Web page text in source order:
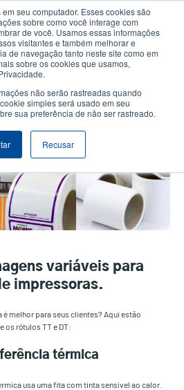
seu computador. Esses cookies são
sobre como você interage com
de você. Usamos essas informações
visitantes e também melhorar e
de navegação tanto neste site como em
sobre os cookies que usamos,
não serão rastreadas quando
simples será usado em seu
sua preferência de não ser rastreado.
Recusar
User
account
User
de Produto Contactar Vendas
NÃO USE
variáveis para
impressoras.
melhor para seus clientes? Aqui estão
os rótulos TT e DT:
térmica
usa uma fita com tinta sensível ao calor.